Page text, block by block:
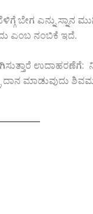
ಬೇಗ ಎನ್ನು ಸ್ನಾನ
ಎಂಬ ನಂಬಿಕೆ ಇದೆ.
ಉದಾಹರಣೆಗೆ:
ಮಾಡುವುದು